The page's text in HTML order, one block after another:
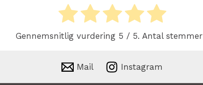
Gennemsnitlig vurdering 5 / 5. Antal stemmer
Mail Instagram